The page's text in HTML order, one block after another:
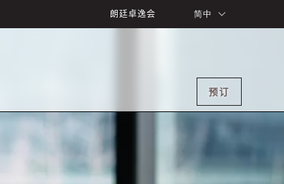
朗廷卓逸会 简中
预订